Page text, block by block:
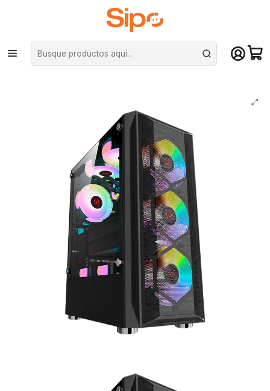
¡Compra hasta mediodía y recibe hoy! De lunes a sábado en el gran
Santiago. Envío gratis desde $29.990
Inicio Componentes PC Gabinete ATX
Gabinete Kronos Ice Drilling, ATX, Vidrio Templado, USB 3.0, 4
ventiladores RGB